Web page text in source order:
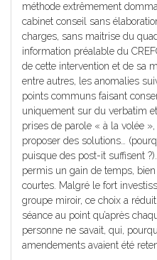
méthode extrêmement
cabinet conseil sans
charges, sans maitrise du
information préalable du
de cette intervention et de sa
entre autres, les anomalies
points communs faisant
uniquement sur du verbatim
prises de parole « à la volée
proposer des solutions…
puisque des post-it suffisent
permis un gain de temps,
courtes. Malgré le fort
groupe miroir, ce choix a
séance au point qu’après
personne ne savait, qui,
amendements avaient été